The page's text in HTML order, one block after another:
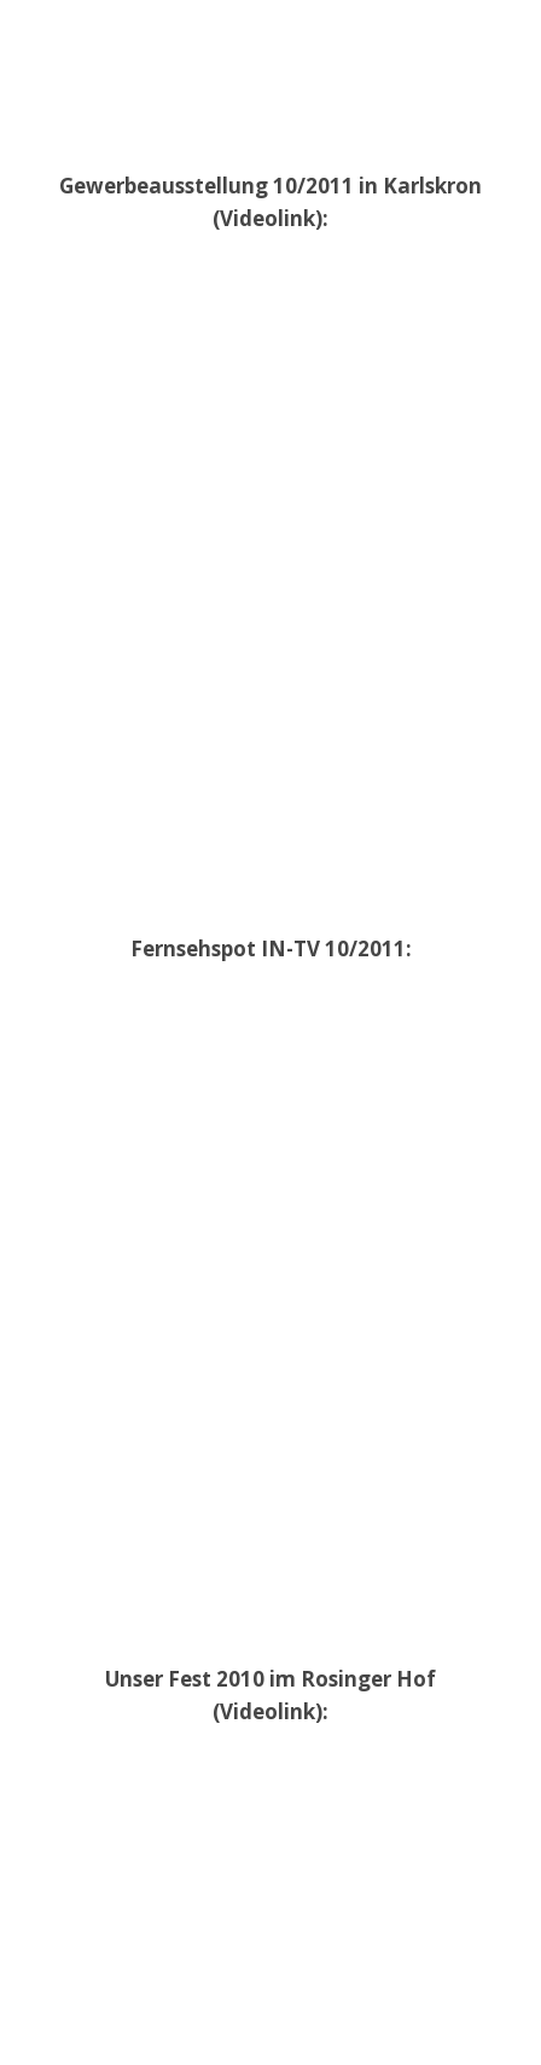
Gewerbeausstellung 10/2011 in Karlskron
(Videolink):
Fernsehspot IN-TV 10/2011:
Unser Fest 2010 im Rosinger Hof
(Videolink):